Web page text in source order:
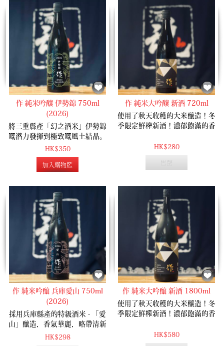
会 2016 6年連続金賞受賞》
作 純米吟釀 伊勢錦 750ml
(2026)
將三重縣產「幻之酒米」伊勢錦
嘅潛力發揮到極致嘅風土結晶。
開瓶即散發出華麗而不張揚嘅鮮
摘麝香葡萄清香，水潤怡人。入
口首先迎來明快俐落嘅辛口
嘅天然甘甜與醇厚旨味喺舌尖緩
緩鋪展開來，層次立體、豐富而
不繁複。純淨嘅酸度同甜美完美
交織，尾韻收束得乾淨有型，喺
深邃與輕盈之間取得絕妙平衡。
這款酒性格溫柔穩重，同時兼具
足夠嘅俐落骨架，係一款極佳嘅
萬能型「食中酒」。
HK$350
加入購物籃
作 純米大吟醸 新酒 720ml
使用了秋天收穫的大米釀造！冬
季限定鮮榨新酒！濃郁飽滿的香
HK$280
作 純米吟醸 兵庫愛山 750ml
(2026)
採用兵庫縣產的特級酒米 - 「愛
山」釀造，香氣華麗，略帶清新
的花香，入口飽滿的水果甘甜，
HK$298
作 純米大吟醸 新酒 1800ml
使用了秋天收穫的大米釀造！冬
季限定鮮榨新酒！濃郁飽滿的香
HK$580